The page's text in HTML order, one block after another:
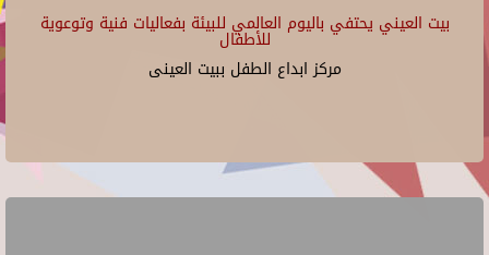
بيت العيني يحتفي باليوم العالمي للبيئة بفعاليات فنية وتوعوية
للأطفال
مركز ابداع الطفل ببيت العينى